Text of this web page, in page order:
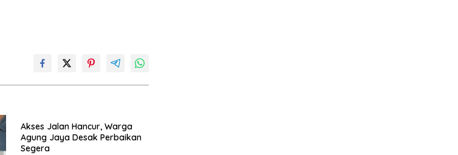
Akses Jalan Hancur, Warga
Agung Jaya Desak Perbaikan
Segera